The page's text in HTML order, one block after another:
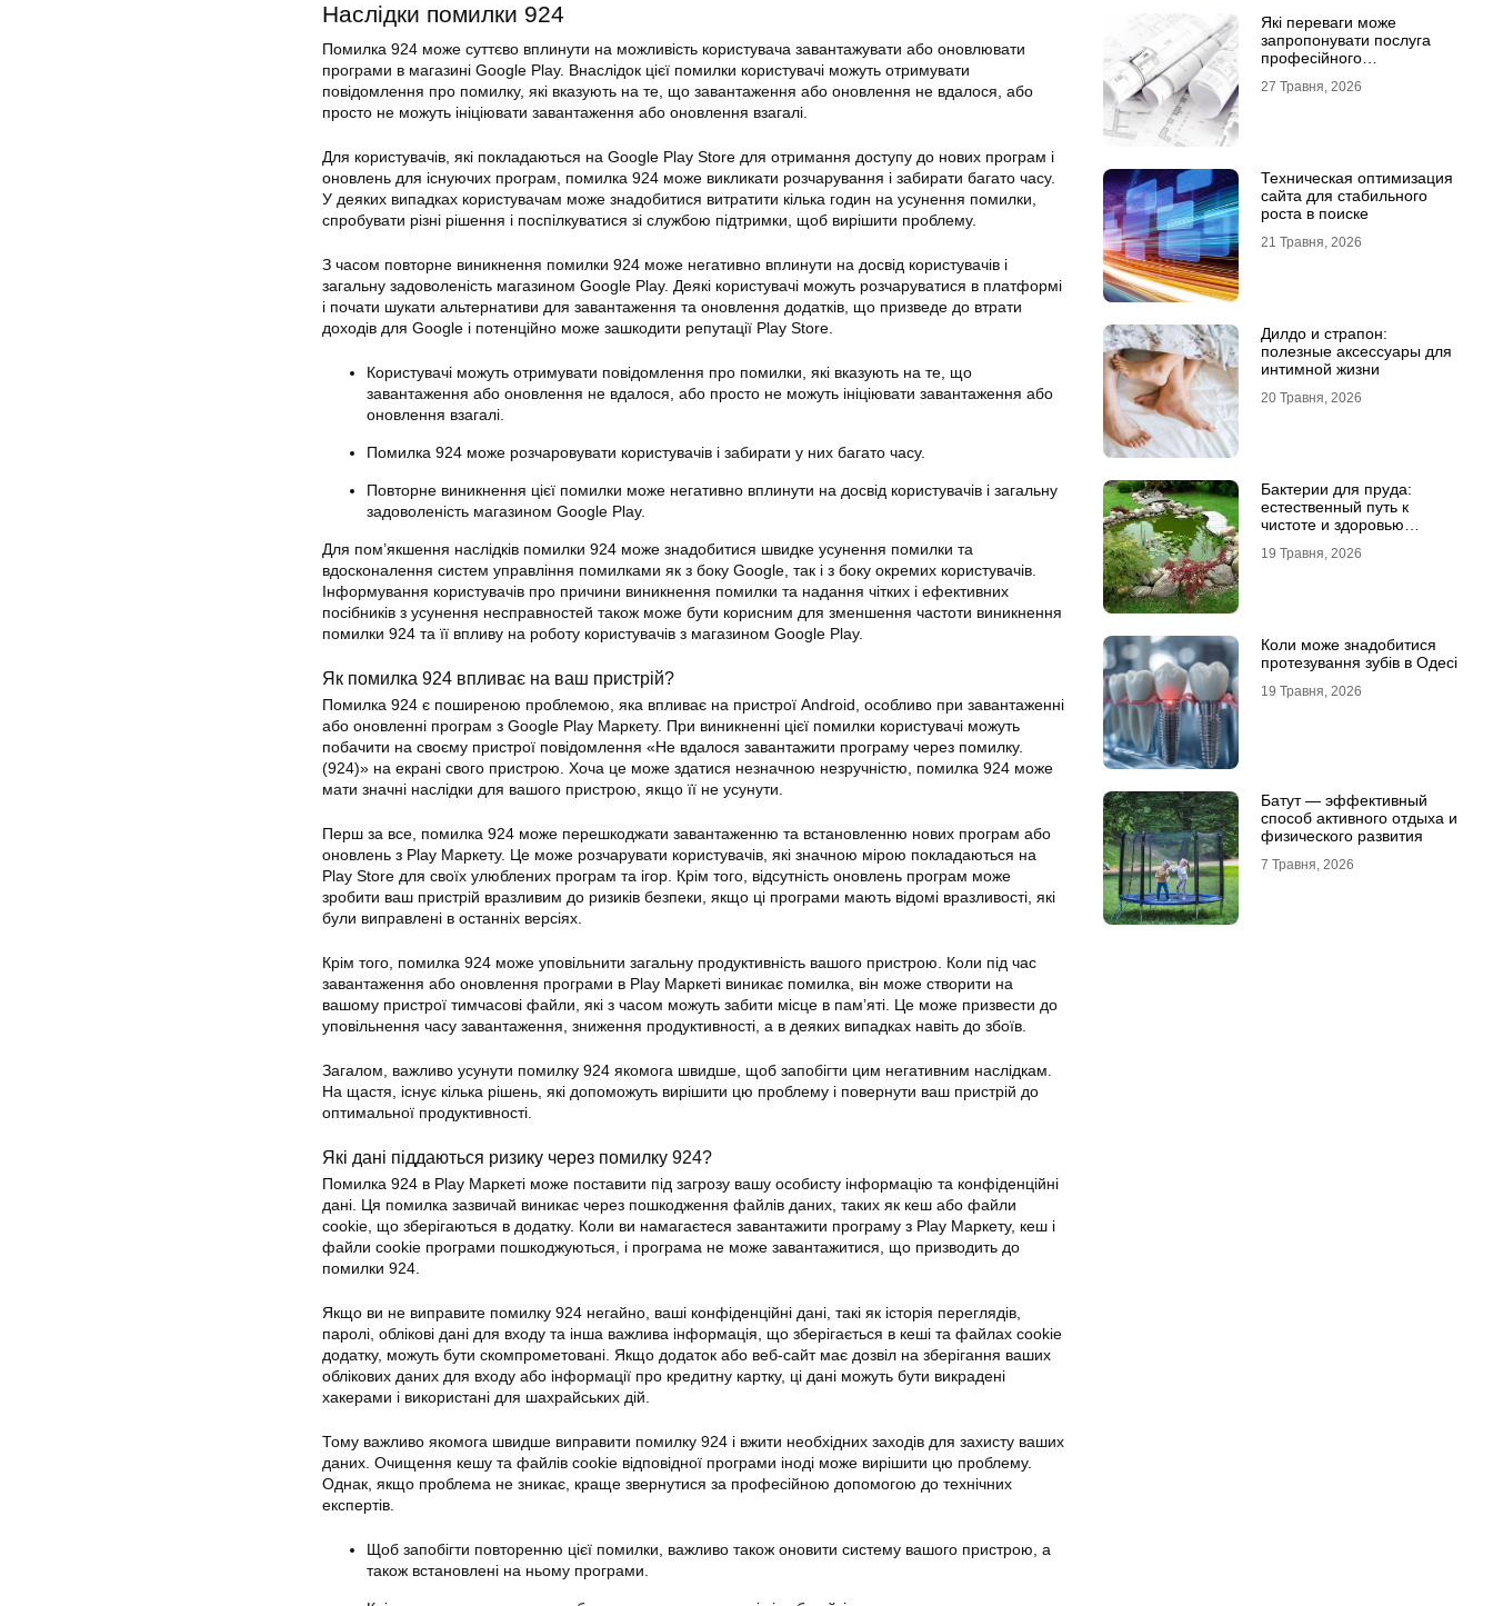
Наслідки помилки 924
Помилка 924 може суттєво вплинути на можливість користувача завантажувати або оновлювати
програми в магазині Google Play. Внаслідок цієї помилки користувачі можуть отримувати
повідомлення про помилку, які вказують на те, що завантаження або оновлення не вдалося, або
просто не можуть ініціювати завантаження або оновлення взагалі.
Для користувачів, які покладаються на Google Play Store для отримання доступу до нових програм і
оновлень для існуючих програм, помилка 924 може викликати розчарування і забирати багато часу.
У деяких випадках користувачам може знадобитися витратити кілька годин на усунення помилки
спробувати різні рішення і поспілкуватися зі службою підтримки, щоб вирішити проблему.
З часом повторне виникнення помилки 924 може негативно вплинути на досвід користувачів і
загальну задоволеність магазином Google Play. Деякі користувачі можуть розчаруватися в платформі
і почати шукати альтернативи для завантаження та оновлення додатків, що призведе до втрати
доходів для Google і потенційно може зашкодити репутації Play Store.
Користувачі можуть отримувати повідомлення про помилки , які вказують на те, що
завантаження або оновлення не вдалося, або просто не можуть ініціювати завантаження або
оновлення взагалі.
Помилка 924 може розчаровувати користувачів і забирати у них багато часу.
Повторне виникнення цієї помилки може негативно вплинути на досвід користувачів і загальну
задоволеність магазином Google Play.
Для пом’якшення наслідків помилки 924 може знадобитися швидке усунення помилки та
вдосконалення систем управління помилками як з боку Google, так і з боку окремих користувачів.
Інформування користувачів про причини виникнення помилки та надання чітких і ефективних
посібників з усунення несправностей також може бути корисним для зменшення частоти виникнення
помилки 924 та її впливу на роботу користувачів з магазином Google Play.
Як помилка 924 впливає на ваш пристрій?
Помилка 924 є поширеною проблемою, яка впливає на пристрої Android, особливо при завантаженні
або оновленні програм з Google Play Маркету. При виникненні цієї помилки користувачі можуть
побачити на своєму пристрої повідомлення «Не вдалося завантажити програму через помилку.
(924)» на екрані свого пристрою. Хоча це може здатися незначною незручністю, помилка 924 може
мати значні наслідки для вашого пристрою, якщо її не усунути.
Перш за все, помилка 924 може перешкоджати завантаженню та встановленню нових програм або
оновлень з Play Маркету. Це може розчарувати користувачів, які значною мірою покладаються на
Play Store для своїх улюблених програм та ігор. Крім того, відсутність оновлень програм може
зробити ваш пристрій вразливим до ризиків безпеки, якщо ці програми мають відомі вразливості, які
були виправлені в останніх версіях.
Крім того, помилка 924 може уповільнити загальну продуктивність вашого пристрою. Коли під час
завантаження або оновлення програми в Play Маркеті виникає помилка, він може створити на
вашому пристрої тимчасові файли, які з часом можуть забити місце в пам’яті. Це може призвести до
уповільнення часу завантаження, зниження продуктивності, а в деяких випадках навіть до збоїв.
Загалом, важливо усунути помилку 924 якомога швидше, щоб запобігти цим негативним наслідкам.
На щастя, існує кілька рішень, які допоможуть вирішити цю проблему і повернути ваш пристрій до
оптимальної продуктивності.
Які дані піддаються ризику через помилку 924?
Помилка 924 в Play Маркеті може поставити під загрозу вашу особисту інформацію та конфіденційні
дані. Ця помилка зазвичай виникає через пошкодження файлів даних, таких як кеш або файли
cookie, що зберігаються в додатку. Коли ви намагаєтеся завантажити програму з Play Маркету, кеш і
файли cookie програми пошкоджуються, і програма не може завантажитися, що призводить до
помилки 924.
Якщо ви не виправите помилку 924 негайно, ваші конфіденційні дані, такі як історія переглядів,
паролі, облікові дані для входу та інша важлива інформація, що зберігається в кеші та файлах cookie
додатку, можуть бути скомпрометовані. Якщо додаток або веб-сайт має дозвіл на зберігання ваших
облікових даних для входу або інформації про кредитну картку, ці дані можуть бути викрадені
хакерами і використані для шахрайських дій.
Тому важливо якомога швидше виправити помилку 924 і вжити необхідних заходів для захисту ваших
даних. Очищення кешу та файлів cookie відповідної програми іноді може вирішити цю проблему.
Однак, якщо проблема не зникає, краще звернутися за професійною допомогою до технічних
експертів.
Щоб запобігти повторенню цієї помилки , важливо також оновити систему вашого пристрою, а
також встановлені на ньому програми.
Які переваги може
запропонувати послуга
професійного
27 Травня, 2026
Техническая оптимизация
сайта для стабильного
роста в поиске
21 Травня, 2026
Дилдо и страпон:
полезные аксессуары для
интимной жизни
20 Травня, 2026
Бактерии для пруда:
естественный путь к
чистоте и здоровью
19 Травня, 2026
Коли може знадобитися
протезування зубів в Одесі
19 Травня, 2026
Батут — эффективный
способ активного отдыха и
физического развития
7 Травня, 2026